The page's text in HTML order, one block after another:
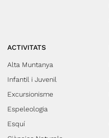
ACTIVITATS
Alta Muntanya
Infantil i Juvenil
Excursionisme
Espeleologia
Esquí